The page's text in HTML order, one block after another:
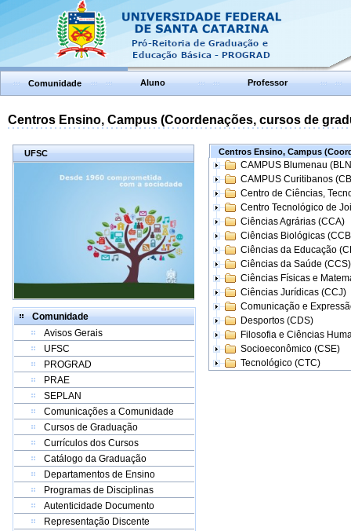
Comunidade Aluno Professor
Centros Ensino, Campus (Coordenações, cursos de
UFSC
Comunidade
Avisos Gerais
UFSC
PROGRAD
PRAE
SEPLAN
Comunicações a Comunidade
Cursos de Graduação
Currículos dos Cursos
Catálogo da Graduação
Departamentos de Ensino
Programas de Disciplinas
Autenticidade Documento
Representação Discente
Centros Ensino, Campus
CAMPUS Blumenau
CAMPUS Curitibanos
Centro de Ciências,
Centro Tecnológico de
Ciências Agrárias (CCA)
Ciências Biológicas
Ciências da Educação
Ciências da Saúde (CCS)
Ciências Físicas e
Ciências Jurídicas (CCJ)
Comunicação e
Desportos (CDS)
Filosofia e Ciências
Socioeconômico (CSE)
Tecnológico (CTC)